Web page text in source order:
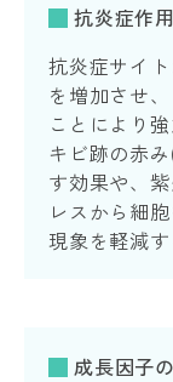
抗炎症作用
抗炎症サイ
を増加させ
ことにより
キビ跡の赤
す効果や、
レスから細
現象を軽減
成長因子